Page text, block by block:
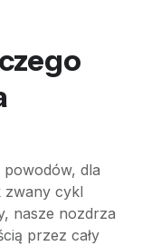
dla
zwany cykl
nasze nozdrza
przez cały